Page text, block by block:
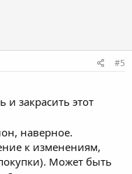
#5
закрасить этот
наверное.
к изменениям,
Может быть